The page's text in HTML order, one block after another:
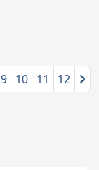
9 10 11 12